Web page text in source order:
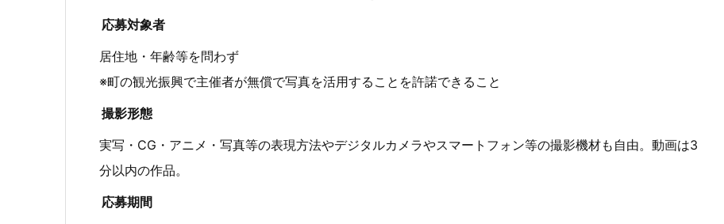
応募対象者
居住地・年齢等を問わず
※町の観光振興で主催者が無償で写真を活用することを許諾できること
撮影形態
実写・CG・アニメ・写真等の表現方法やデジタルカメラやスマートフォン等の撮影機材も自由。動画は3
分以内の作品。
応募期間